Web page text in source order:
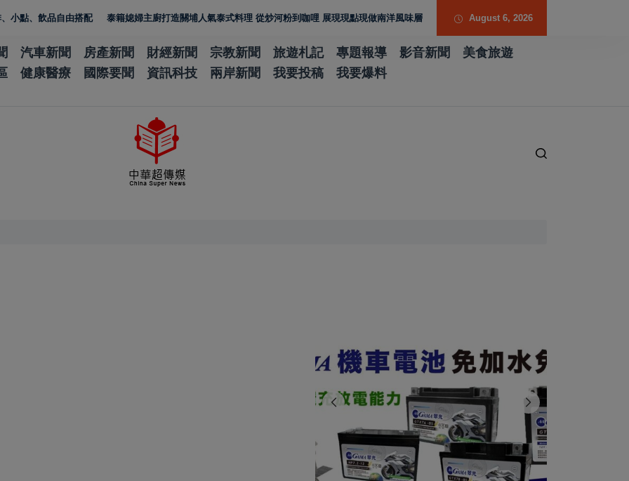
品自由搭配 泰籍媳婦主廚打造關埔人氣泰式料理 從炒河粉到咖哩 展現現點現做南洋風味層次 歷史厚度 光影流動 胡焱榮用「石說新語」重構當代翡
August 6, 2026
汽車新聞 房產新聞 財經新聞 宗教新聞 旅遊札記 專題報導 影音新聞
美食旅遊
健康醫療 國際要聞 資訊科技 兩岸新聞 我要投稿 我要爆料